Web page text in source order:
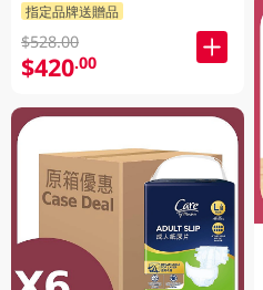
指定品牌送贈品
$528.00
$420.00